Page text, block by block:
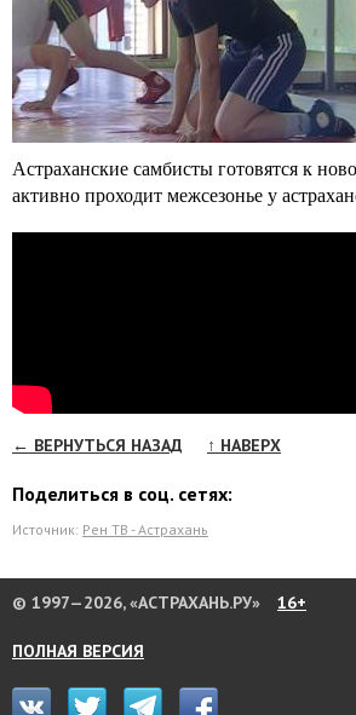
Астраханские самбисты готовятся к
активно проходит межсезонье у
← ВЕРНУТЬСЯ НАЗАД ↑ НАВЕРХ
Поделиться в соц. сетях:
Источник: Рен ТВ - Астрахань
© 1997—2026, «АСТРАХАНЬ.РУ» 16+
ПОЛНАЯ ВЕРСИЯ